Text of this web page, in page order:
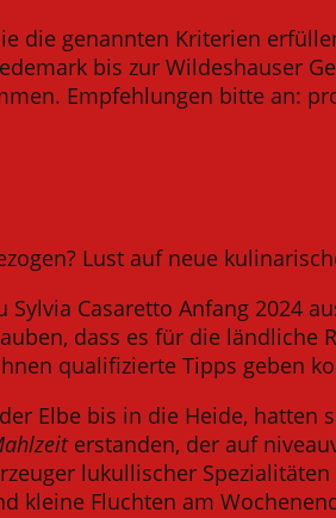
die genannten Kriterien
bis zur Wildeshauser
Empfehlungen bitte an:
Lust auf neue
Sylvia Casaretto Anfang 2024
dass es für die ländliche
qualifizierte Tipps geben
Elbe bis in die Heide, hatten
erstanden, der auf
lukullischer
kleine Fluchten am